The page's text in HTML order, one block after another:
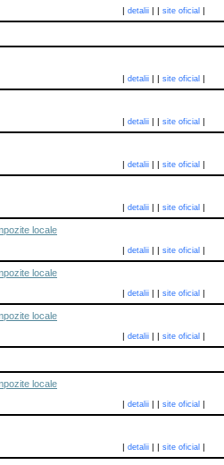
| detalii| | site oficial|
| detalii| | site oficial|
| detalii| | site oficial|
| detalii| | site oficial|
| detalii| | site oficial|
locale
| detalii| | site oficial|
locale
| detalii| | site oficial|
locale
| detalii| | site oficial|
locale
| detalii| | site oficial|
| detalii| | site oficial|